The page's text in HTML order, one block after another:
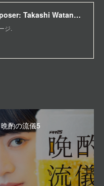
Film Music Composer: Takashi Watanabe
ジ.
晩酌の流儀5